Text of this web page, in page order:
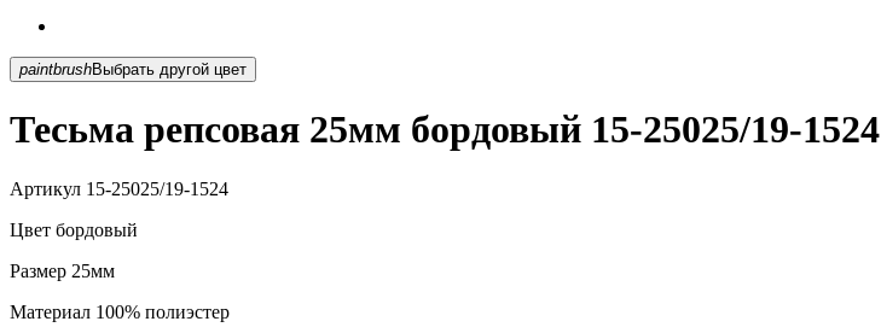
paintbrush Выбрать другой цвет
Тесьма репсовая 25мм бордовый 15-25025/19-1524
Артикул 15-25025/19-1524
Цвет бордовый
Размер 25мм
Материал 100% полиэстер